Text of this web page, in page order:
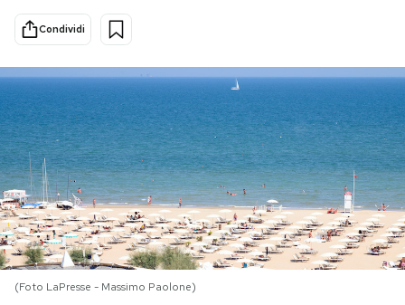
PODCAST
NEWSLETTER
I MIEI PREFERITI
SHOP
Condividi
(Foto LaPresse - Massimo Paolone)